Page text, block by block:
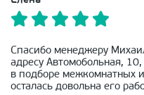
Спасибо менеджеру
адресу Автомобольная,
в подборе межкомнатных
осталась довольна его